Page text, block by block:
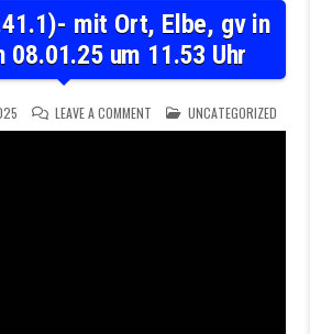
mit Ort, Elbe, gv in
08.01.25 um 11.53 Uhr
LEAVE A COMMENT ON BHF SCHÖNA (T.41.1)-
POSTED IN
UNCATEGORIZED